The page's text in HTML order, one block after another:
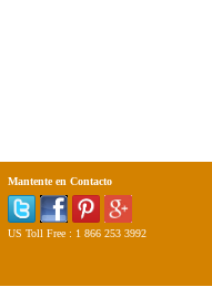
Mantente en Contacto
US Toll Free : 1 866 253 3992